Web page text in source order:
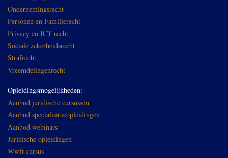
Ondernemingsrecht
Personen en Familierecht
Privacy en ICT recht
Sociale zekerheidsrecht
Strafrecht
Vreemdelingenrecht
Opleidingsmogelijkheden:
Aanbod juridische cursussen
Aanbod specialisatieopleidingen
Aanbod webinars
Juridische opleidingen
Wwft cursus